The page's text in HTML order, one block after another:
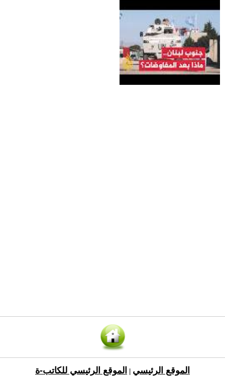
الموقع الرئيسي الموقع الرئيسي للكاتب-ة